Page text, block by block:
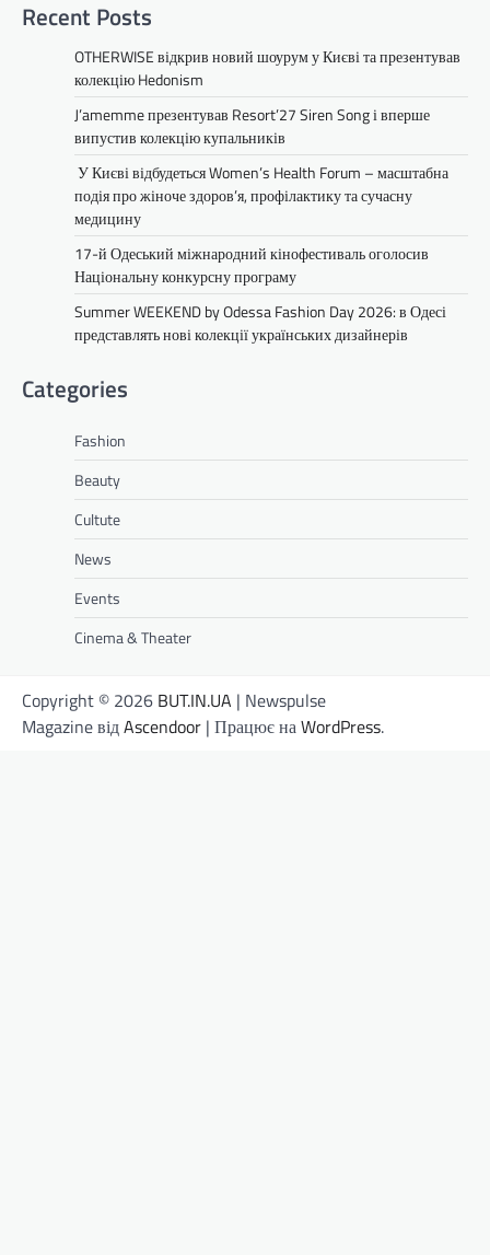
Recent Posts
OTHERWISE відкрив новий шоурум у Києві та презентував
колекцію Hedonism
J’amemme презентував Resort’27 Siren Song і вперше
випустив колекцію купальників
У Києві відбудеться Women’s Health Forum – масштабна
подія про жіноче здоров’я, профілактику та сучасну
медицину
17-й Одеський міжнародний кінофестиваль оголосив
Національну конкурсну програму
Summer WEEKEND by Odessa Fashion Day 2026: в Одесі
представлять нові колекції українських дизайнерів
Categories
Fashion
Beauty
Cultute
News
Events
Cinema & Theater
Copyright © 2026 BUT.IN.UA | Newspulse
Magazine відAscendoor | Працює наWordPress.